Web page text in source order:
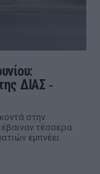
ΔΙΑΣ ‑
στην
τέσσερα
εμπνέει